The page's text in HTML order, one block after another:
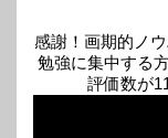
感謝！画期的ノ
勉強に集中する
評価数が